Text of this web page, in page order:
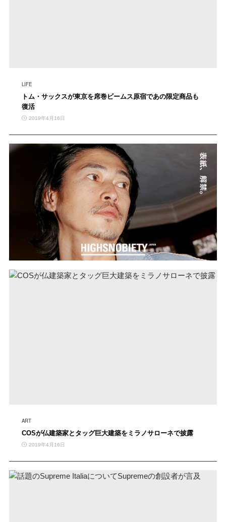
LIFE
トム・サックスが東京を席巻ビームス原宿であの限定商品も
復活
2019年4月16日
ART
COSが仏建築家とタッグ巨大建築をミラノサローネで披露
2019年4月16日